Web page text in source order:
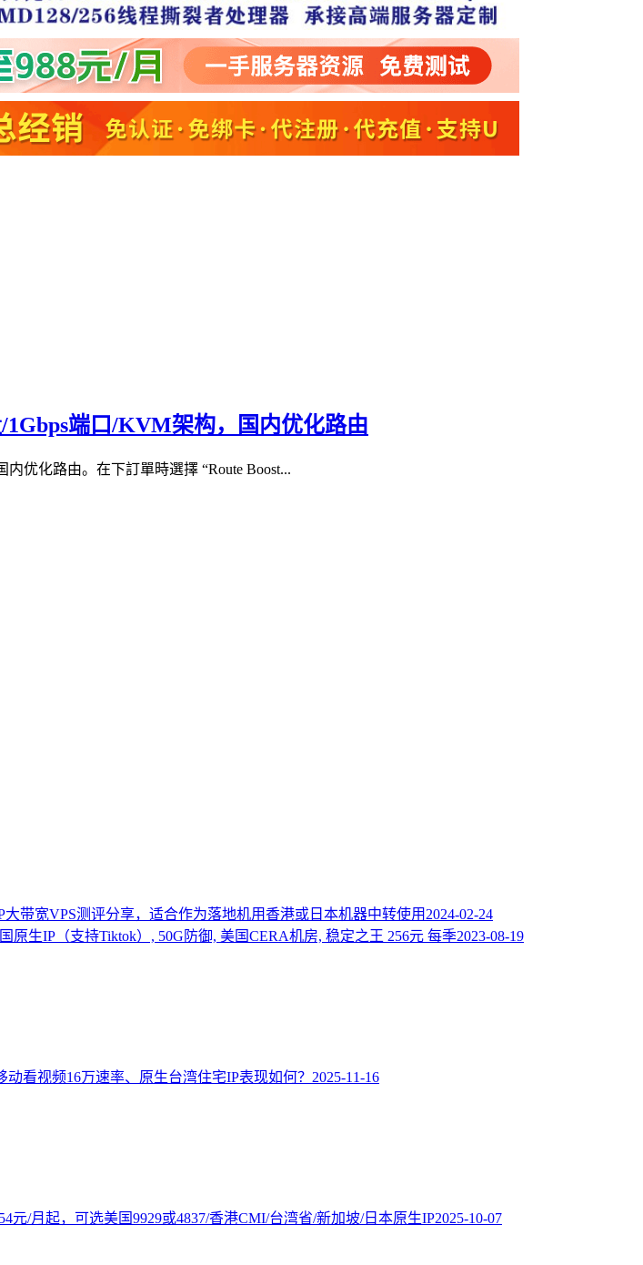
1Gbps端口/KVM架构，国内优化路由
优化路由。在下訂單時選擇 “Route Boost...
带宽VPS测评分享，适合作为落地机用香港或日本机器中转使用 2024-02-24
原生IP（支持Tiktok）, 50G防御, 美国CERA机房, 稳定之王 256元 每季2023-08-19
看视频16万速率、原生台湾住宅IP表现如何？ 2025-11-16
元/月起，可选美国9929或4837/香港CMI/台湾省/新加坡/日本原生IP2025-10-07